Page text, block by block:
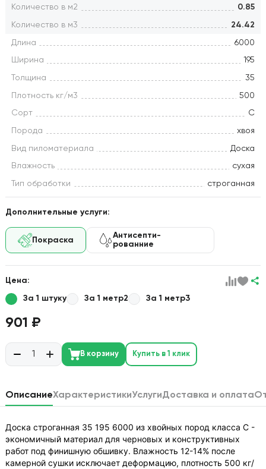
Количество в м2 0.85
Количество в м3 24.42
Длина 6000
Ширина 195
Толщина 35
Плотность кг/м3 500
Сорт С
Порода хвоя
Вид пиломатериала Доска
Влажность сухая
Тип обработки строганная
Дополнительные услуги:
Покраска
Антисепти-
рованние
Цена:
За 1 штуку За 1 метр2 За 1 метр3
901 ₽
В корзину Купить в 1 клик
ОписаниеХарактеристикиУслугиДоставка и оплата
Доска строганная 35 195 6000 из хвойных пород класса С -
экономичный материал для черновых и конструктивных
работ под финишную обшивку. Влажность 12-14% после
камерной сушки исключает деформацию, плотность 500 кг/